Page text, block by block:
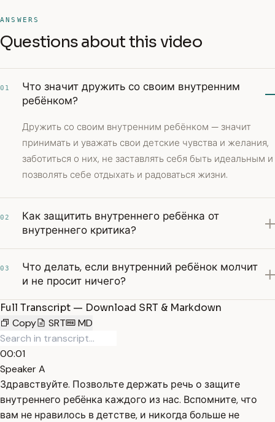
ANSWERS
Questions about this video
01
Что значит дружить со своим внутренним
ребёнком?
Дружить со своим внутренним ребёнком — значит
принимать и уважать свои детские чувства и желания,
заботиться о них, не заставлять себя быть идеальным и
позволять себе отдыхать и радоваться жизни.
02
Как защитить внутреннего ребёнка от
внутреннего критика?
03
Что делать, если внутренний ребёнок молчит
и не просит ничего?
Full Transcript — Download SRT & Markdown
Copy
SRT MD
00:01
Speaker A
Здравствуйте. Позвольте держать речь о защите
внутреннего ребёнка каждого из нас. Вспомните, что
вам не нравилось в детстве, и никогда больше не